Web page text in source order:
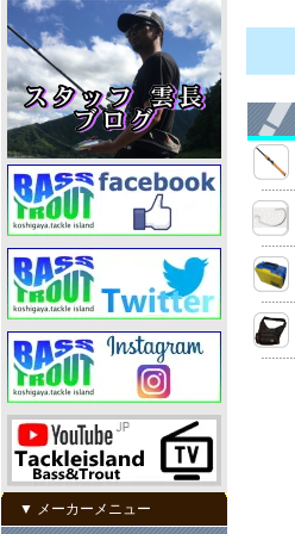
▼ メーカーメニュー